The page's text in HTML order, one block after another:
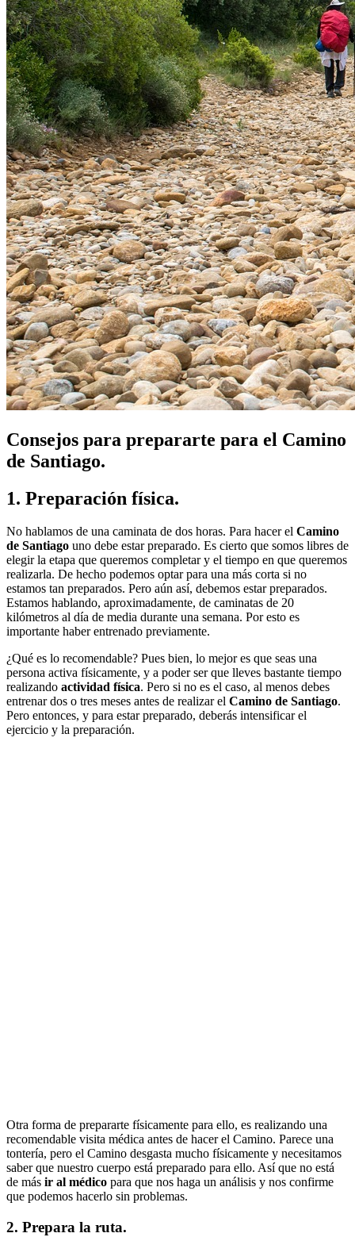
Consejos para prepararte para el Camino
de Santiago.
1. Preparación física.
No hablamos de una caminata de dos horas. Para hacer el Camino
de Santiago uno debe estar preparado. Es cierto que somos libres de
elegir la etapa que queremos completar y el tiempo en que queremos
realizarla. De hecho podemos optar para una más corta si no
estamos tan preparados. Pero aún así, debemos estar preparados.
Estamos hablando, aproximadamente, de caminatas de 20
kilómetros al día de media durante una semana. Por esto es
importante haber entrenado previamente.
¿Qué es lo recomendable? Pues bien, lo mejor es que seas una
persona activa físicamente, y a poder ser que lleves bastante tiempo
realizando actividad física. Pero si no es el caso, al menos debes
entrenar dos o tres meses antes de realizar el Camino de Santiago.
Pero entonces, y para estar preparado, deberás intensificar el
ejercicio y la preparación.
Otra forma de prepararte físicamente para ello, es realizando una
recomendable visita médica antes de hacer el Camino. Parece una
tontería, pero el Camino desgasta mucho físicamente y necesitamos
saber que nuestro cuerpo está preparado para ello. Así que no está
de más ir al médico para que nos haga un análisis y nos confirme
que podemos hacerlo sin problemas.
2. Prepara la ruta.